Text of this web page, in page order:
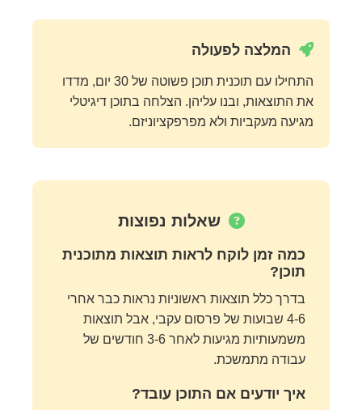
המלצה לפעולה
התחילו עם תוכנית תוכן פשוטה של 30 יום, מדדו
את התוצאות, ובנו עליהן. הצלחה בתוכן דיגיטלי
מגיעה מעקביות ולא מפרפקציוניזם.
שאלות נפוצות
כמה זמן לוקח לראות תוצאות מתוכנית
תוכן?
בדרך כלל תוצאות ראשוניות נראות כבר אחרי
4-6 שבועות של פרסום עקבי, אבל תוצאות
משמעותיות מגיעות לאחר 3-6 חודשים של
עבודה מתמשכת.
איך יודעים אם התוכן עובד?